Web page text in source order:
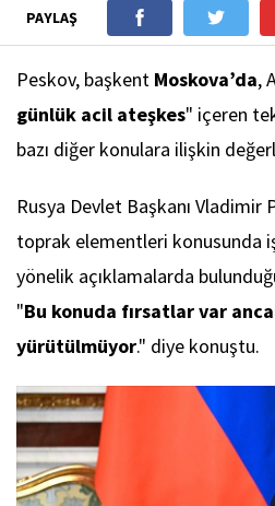
PAYLAŞ
Peskov, başkent Moskova’da,
günlük acil ateşkes" içeren
bazı diğer konulara ilişkin
Rusya Devlet Başkanı Vladimir
toprak elementleri konusunda
yönelik açıklamalarda
"Bu konuda fırsatlar var
yürütülmüyor." diye konuştu.